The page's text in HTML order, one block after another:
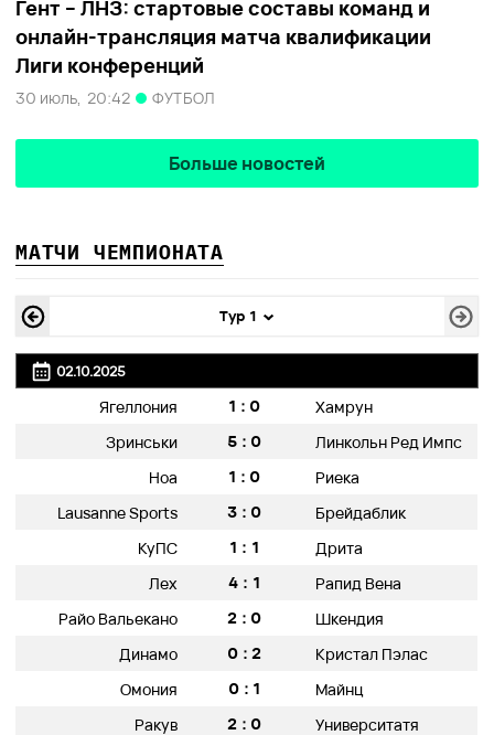
Гент – ЛНЗ: стартовые составы команд и
онлайн-трансляция матча квалификации
Лиги конференций
30 июль, 20:42 ФУТБОЛ
Больше новостей
МАТЧИ ЧЕМПИОНАТА
Тур 1
02.10.2025
Ягеллония 1:0
Хамрун
Зринськи
5:0
Линкольн Ред Импс
Ноа
1:0
Риека
Lausanne Sports
3:0
Брейдаблик
КуПС
1:1
Дрита
Лех
4:1
Рапид Вена
Райо Вальекано
2:0
Шкендия
Динамо
0:2
Кристал Пэлас
Омония
0:1
Майнц
Ракув
2:0
Университатя